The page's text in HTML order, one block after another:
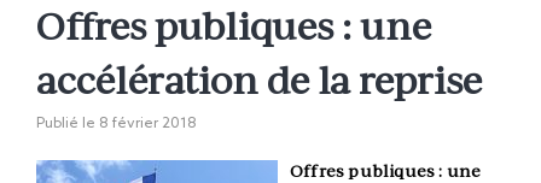
Offres publiques : une
accélération de la reprise
Publié le 8 février 2018
Offres publiques : une